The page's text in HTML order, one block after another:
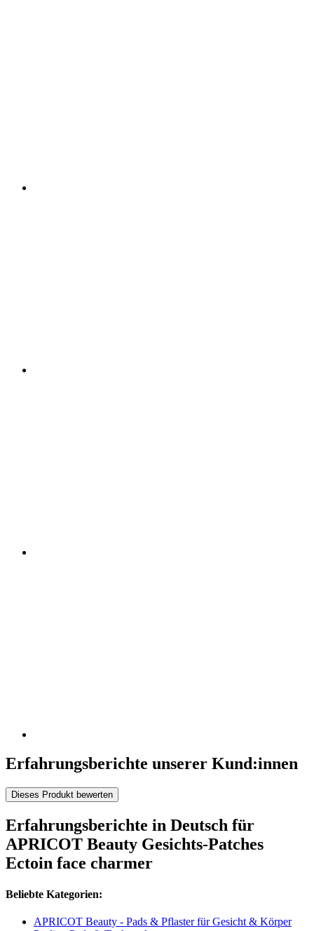
Erfahrungsberichte unserer Kund:innen
Dieses Produkt bewerten
Erfahrungsberichte in Deutsch für
APRICOT Beauty Gesichts-Patches
Ectoin face charmer
Beliebte Kategorien:
APRICOT Beauty - Pads & Pflaster für Gesicht & Körper